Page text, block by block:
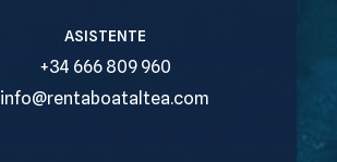
ASISTENTE
+34 666 809 960
info@rentaboataltea.com